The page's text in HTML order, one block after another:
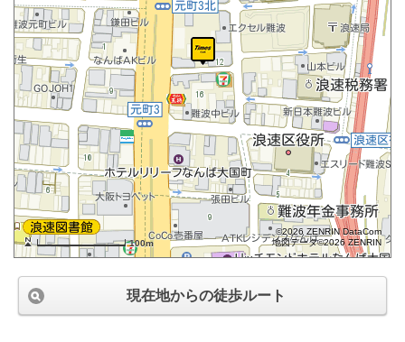
100m
©2026 ZENRIN DataCom
地図データ©2026 ZENRIN
現在地からの徒歩ルート